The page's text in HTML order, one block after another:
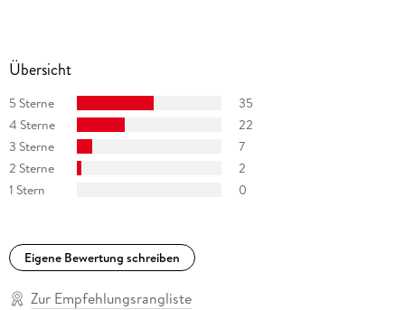
Übersicht
5 Sterne
35
4 Sterne
22
3 Sterne
7
2 Sterne
2
1 Stern
0
Eigene Bewertung schreiben
Zur Empfehlungsrangliste